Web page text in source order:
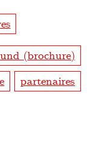
(brochure)
partenaires